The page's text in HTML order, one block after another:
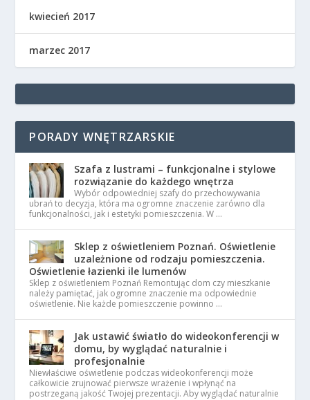
kwiecień 2017
marzec 2017
PORADY WNĘTRZARSKIE
Szafa z lustrami – funkcjonalne i stylowe
rozwiązanie do każdego wnętrza
Wybór odpowiedniej szafy do przechowywania
ubrań to decyzja, która ma ogromne znaczenie zarówno dla
funkcjonalności, jak i estetyki pomieszczenia. W …
Sklep z oświetleniem Poznań. Oświetlenie
uzależnione od rodzaju pomieszczenia.
Oświetlenie łazienki ile lumenów
Sklep z oświetleniem Poznań Remontując dom czy mieszkanie
należy pamiętać, jak ogromne znaczenie ma odpowiednie
oświetlenie. Nie każde pomieszczenie powinno …
Jak ustawić światło do wideokonferencji w
domu, by wyglądać naturalnie i
profesjonalnie
Niewłaściwe oświetlenie podczas wideokonferencji może
całkowicie zrujnować pierwsze wrażenie i wpłynąć na
postrzeganą jakość Twojej prezentacji. Aby wyglądać naturalnie